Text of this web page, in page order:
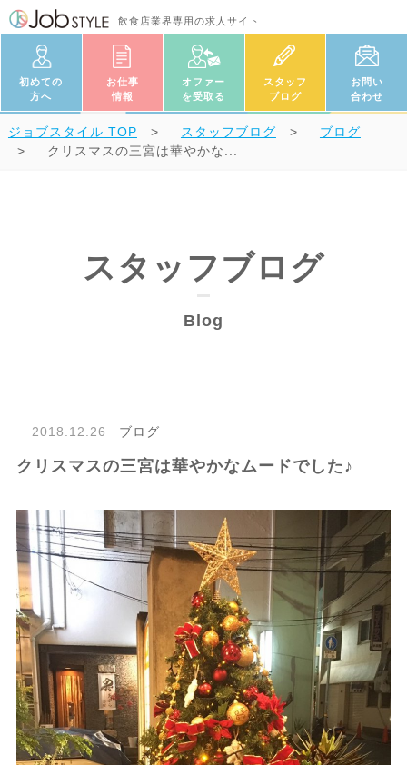
飲食店業界専用の求人サイト
初めての
方へ
お仕事
情報
オファー
を受取る
スタッフ
ブログ
お問い
合わせ
ジョブスタイル TOP スタッフブログ
ブログ
クリスマスの三宮は華やかな...
スタッフブログ
Blog
2018.12.26 ブログ
クリスマスの三宮は華やかなムードでした♪